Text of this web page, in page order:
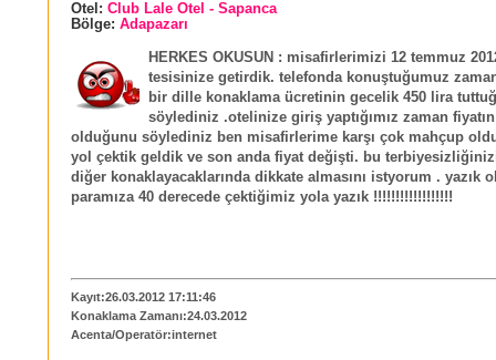
Otel: Club Lale Otel - Sapanca
Bölge: Adapazarı
HERKES OKUSUN : misafirlerimizi 12 temmuz
tesisinize getirdik. telefonda konuştuğumuz
bir dille konaklama ücretinin gecelik 450 lira
söylediniz .otelinize giriş yaptığımız zaman
olduğunu söylediniz ben misafirlerime karşı çok mahçup
yol çektik geldik ve son anda fiyat değişti. bu
diğer konaklayacaklarında dikkate almasını istyorum . yazık
paramıza 40 derecede çektiğimiz yola yazık !!!!!!!!!!!!!!!!!!
Kayıt:26.03.2012 17:11:46
Konaklama Zamanı:24.03.2012
Acenta/Operatör:internet